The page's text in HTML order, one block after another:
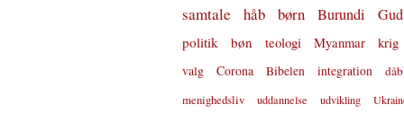
samtale håb børn Burundi Gud
politik
bøn teologi Myanmar krig
valg
Corona Bibelen integration dåb
menighedsliv
uddannelse udvikling